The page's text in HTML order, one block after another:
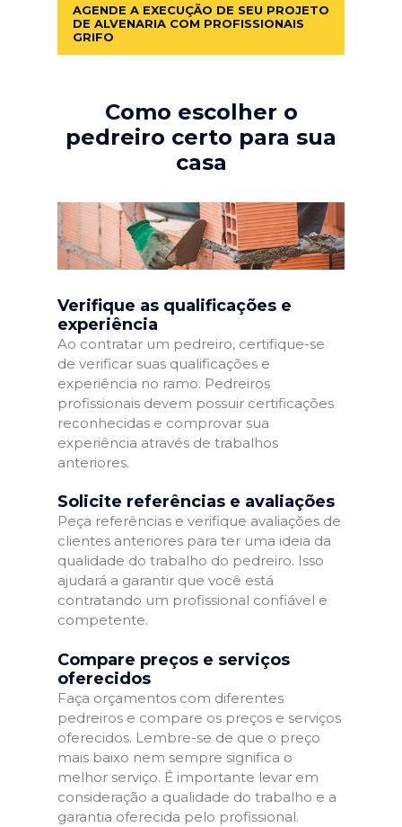
AGENDE A EXECUÇÃO DE SEU PROJETO
DE ALVENARIA COM PROFISSIONAIS
GRIFO
Como escolher o
pedreiro certo para sua
casa
Verifique as qualificações e
experiência
Ao contratar um pedreiro, certifique-se
de verificar suas qualificações e
experiência no ramo. Pedreiros
profissionais devem possuir certificações
reconhecidas e comprovar sua
experiência através de trabalhos
anteriores.
Solicite referências e avaliações
Peça referências e verifique avaliações de
clientes anteriores para ter uma ideia da
qualidade do trabalho do pedreiro. Isso
ajudará a garantir que você está
contratando um profissional confiável e
competente.
Compare preços e serviços
oferecidos
Faça orçamentos com diferentes
pedreiros e compare os preços e serviços
oferecidos. Lembre-se de que o preço
mais baixo nem sempre significa o
melhor serviço. É importante levar em
consideração a qualidade do trabalho e a
garantia oferecida pelo profissional.